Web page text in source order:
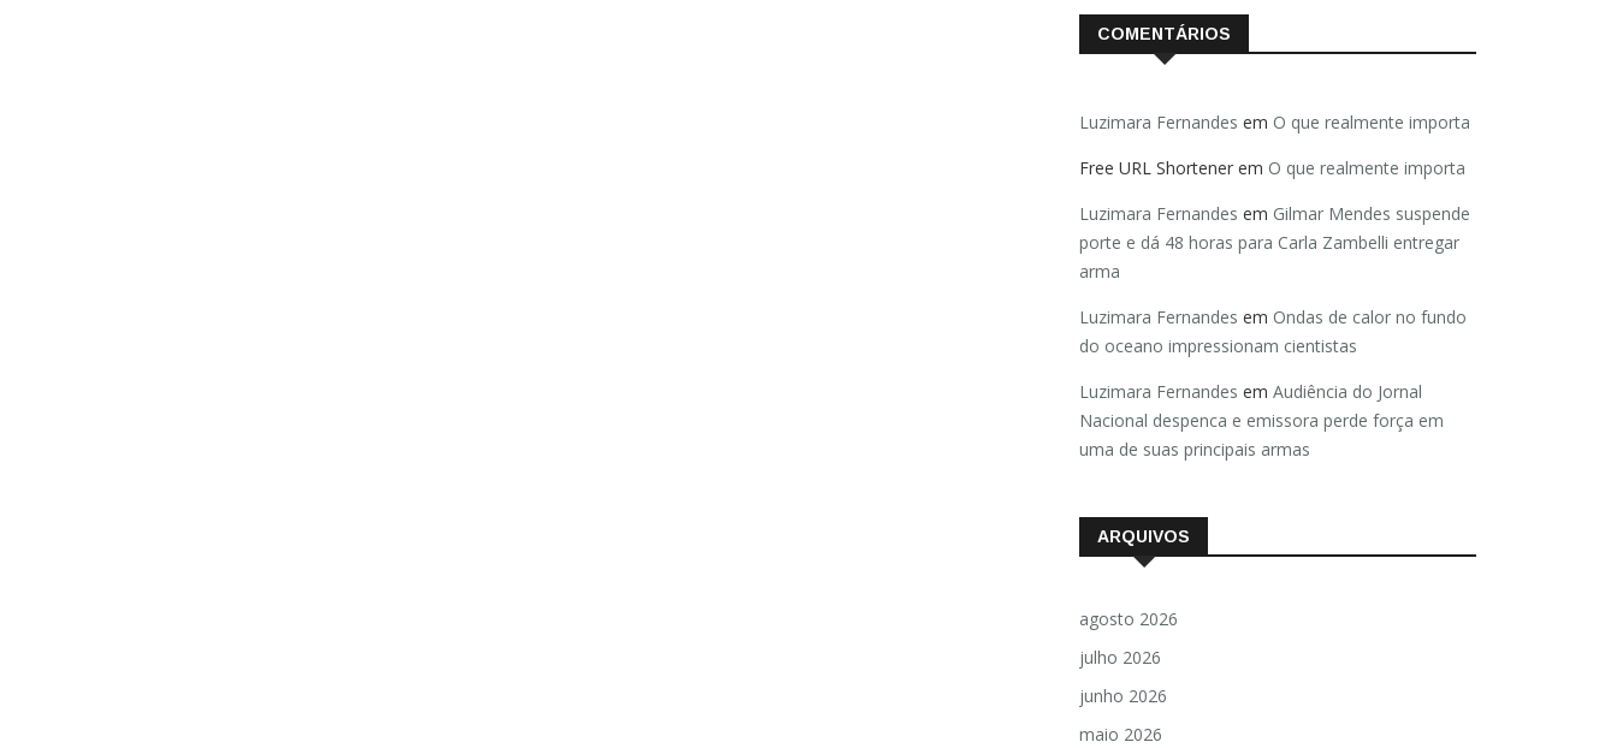
COMENTÁRIOS
Luzimara Fernandes em O que realmente importa
Free URL Shortener em O que realmente importa
Luzimara Fernandes em Gilmar Mendes suspende
porte e dá 48 horas para Carla Zambelli entregar
arma
Luzimara Fernandes em Ondas de calor no fundo
do oceano impressionam cientistas
Luzimara Fernandes em Audiência do Jornal
Nacional despenca e emissora perde força em
uma de suas principais armas
ARQUIVOS
agosto 2026
julho 2026
junho 2026
maio 2026